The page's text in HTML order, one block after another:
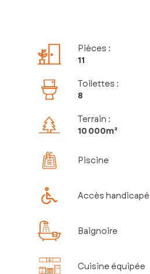
Pièces :
11
Toilettes :
8
Terrain :
10 000m²
Piscine
Accès handicapé
Baignoire
Cuisine équipée